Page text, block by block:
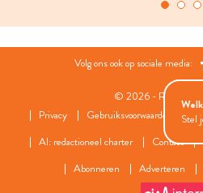
Volg ons ook op sociale media:
© 2026 - Roularta
Privacy
Gebruiksvoorwaarden
AI: redactioneel charter
Contact
Abonneren
Adverteren
Stel